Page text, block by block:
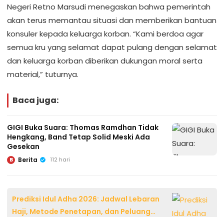
Negeri Retno Marsudi menegaskan bahwa pemerintah
akan terus memantau situasi dan memberikan bantuan
konsuler kepada keluarga korban. “Kami berdoa agar
semua kru yang selamat dapat pulang dengan selamat
dan keluarga korban diberikan dukungan moral serta
material,” tuturnya.
Baca juga:
GIGI Buka Suara: Thomas Ramdhan Tidak
Hengkang, Band Tetap Solid Meski Ada
Gesekan
B Berita 112 hari
Prediksi Idul Adha 2026: Jadwal Lebaran
Haji, Metode Penetapan, dan Peluang